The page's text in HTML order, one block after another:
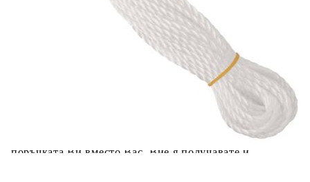
Предоставената таблица е с информационна цел.
Добавете продукта в количката си с бутона "Добави в
количката" и при поръчка ще можете да изберете броя
Предоставената таблица е с информационна цел.
Добавете продукта в количката си с бутона "Добави в
количката" и при поръчка ще можете да изберете броя
Когато плащате с NewPay, всъщност NewPay плаща
поръчката Ви вместо Вас. Вие я получавате и